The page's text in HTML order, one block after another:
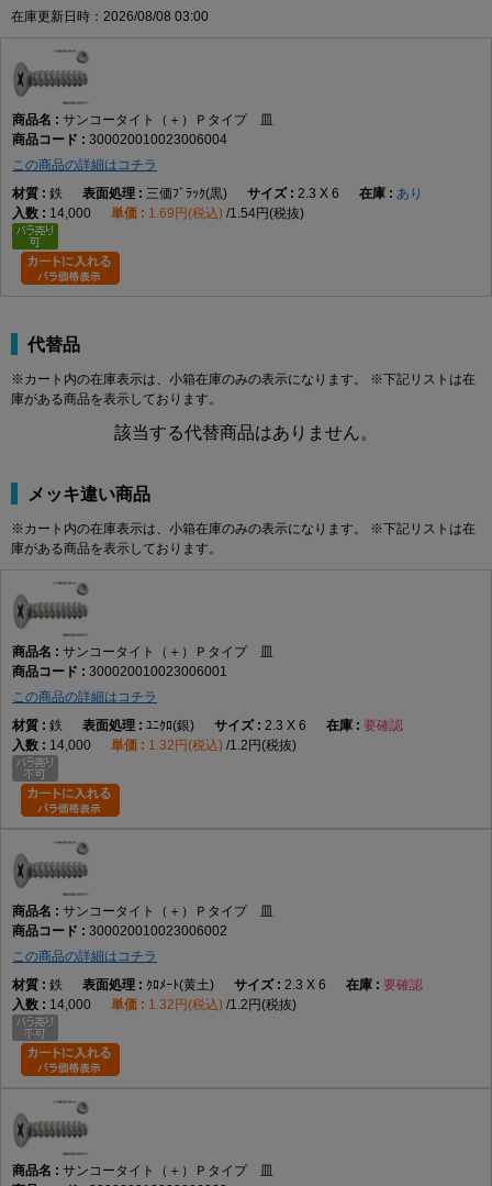
在庫更新日時：2026/08/08 03:00
サンコータイト（＋）Ｐタイプ 皿
300020010023006004
この商品の詳細はコチラ
鉄
三価ﾌﾞﾗｯｸ(黒) 2.3 X 6
あり
14,000
1.69円(税込) 1.54円(税抜)
代替品
※カート内の在庫表示は、小箱在庫のみの表示になります。 ※下記リストは在
庫がある商品を表示しております。
該当する代替商品はありません。
メッキ違い商品
※カート内の在庫表示は、小箱在庫のみの表示になります。 ※下記リストは在
庫がある商品を表示しております。
サンコータイト（＋）Ｐタイプ 皿
300020010023006001
この商品の詳細はコチラ
鉄
ﾕﾆｸﾛ(銀) 2.3 X 6
要確認
14,000
1.32円(税込) 1.2円(税抜)
サンコータイト（＋）Ｐタイプ 皿
300020010023006002
この商品の詳細はコチラ
鉄
ｸﾛﾒｰﾄ(黄土) 2.3 X 6
要確認
14,000
1.32円(税込) 1.2円(税抜)
サンコータイト（＋）Ｐタイプ 皿